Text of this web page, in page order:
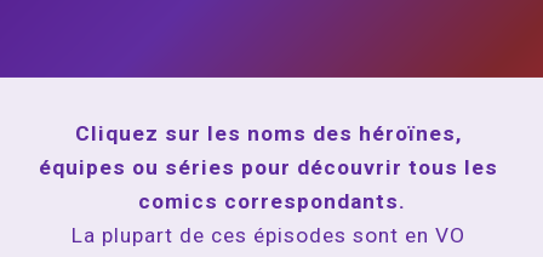
Cliquez sur les noms des héroïnes,
équipes ou séries pour découvrir tous les
comics correspondants.
La plupart de ces épisodes sont en VO